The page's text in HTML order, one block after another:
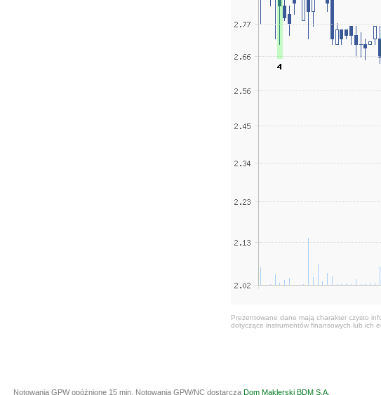
Prezentowane dane mają charakter czysto
dotyczące instrumentów finansowych lub ich
Notowania GPW opóźnione 15 min. Notowania GPW/NC dostarcza Dom Maklerski BDM S.A.